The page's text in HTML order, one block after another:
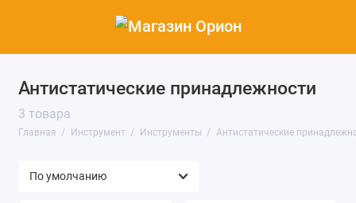
Антистатические принадлежности
3 товара
Главная Инструмент Инструменты Антистатические
Инструменты
Показать все